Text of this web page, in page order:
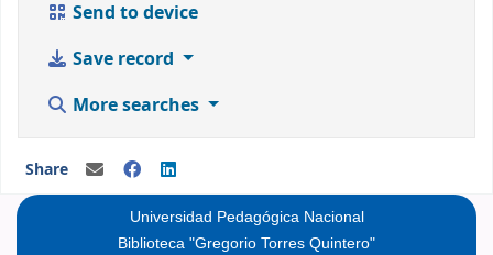
Send to device
Save record
More searches
Share
Universidad Pedagógica Nacional
Biblioteca "Gregorio Torres Quintero"